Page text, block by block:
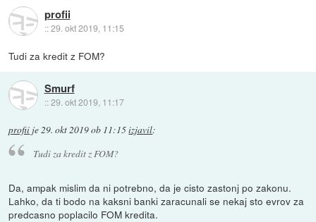
profii
::29. okt 2019, 11:15
Tudi za kredit z FOM?
Smurf
::29. okt 2019, 11:17
profii je29. okt 2019 ob 11:15izjavil:
Tudi za kredit z FOM?
Da, ampak mislim da ni potrebno, da je cisto zastonj po zakonu.
Lahko, da ti bodo na kaksni banki zaracunali se nekaj sto evrov za
predcasno poplacilo FOM kredita.